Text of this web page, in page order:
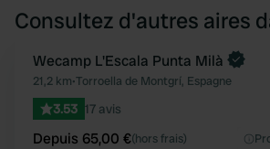
Consultez d'autres aires
Reserve maintenant
Wecamp L'Escala Punta Milà
21,2 km•Torroella de Montgrí, Espagne
3.53 17 avis
Depuis 65,00 €(hors frais)